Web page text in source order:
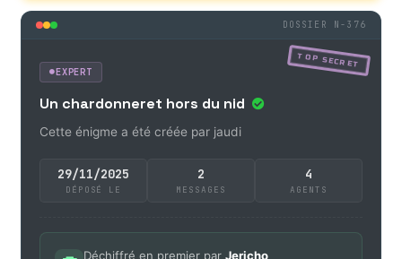
DOSSIER N-376
TOP SECRET
EXPERT
Un chardonneret hors du nid
Cette énigme a été créée par jaudi
29/11/2025
DÉPOSÉ LE
2
MESSAGES
4
AGENTS
Déchiffré en premier par Jericho